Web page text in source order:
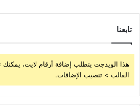
تابعنا
هذا الويدجت يتطلب إضافة أرقام لايت، يمكنك
القالب > تنصيب الإضافات.